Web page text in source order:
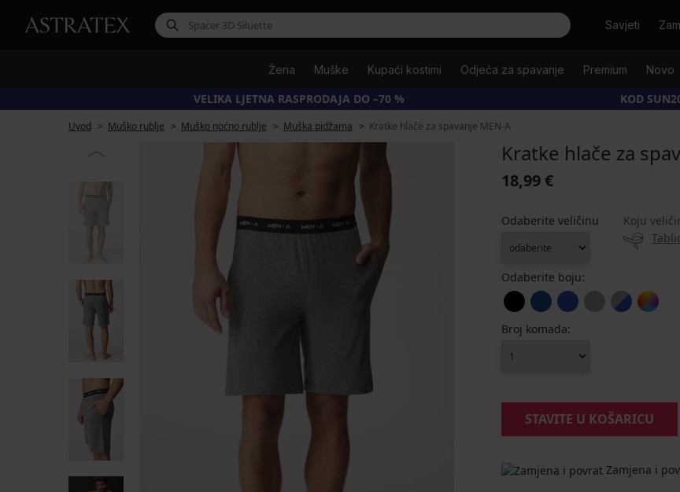
TražitiSavjeti
Žena Muške Kupaći kostimi Odjeća za spavanje Premium Novo
VELIKA LJETNA RASPRODAJA DO –70 % KOD
Uvod Muško rublje Muško noćno rublje Muška pidžama Kratke hlače za spavanje MEN-A
Kratke hlače za
18,99 €
Odaberite veličinu
Koju
Odaberite boju:
Broj komada:
STAVITE U KOŠARICU
Zamjena i